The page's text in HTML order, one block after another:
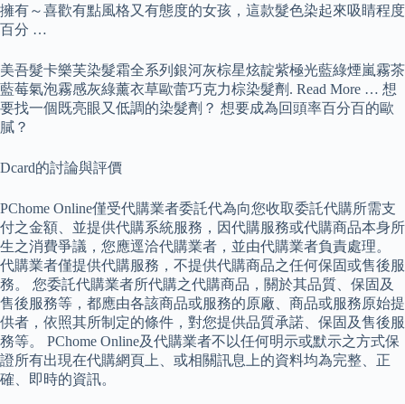
擁有～喜歡有點風格又有態度的女孩，這款髮色染起來吸睛程度
百分 …
美吾髮卡樂芙染髮霜全系列銀河灰棕星炫靛紫極光藍綠煙嵐霧茶
藍莓氣泡霧感灰綠薰衣草歐蕾巧克力棕染髮劑. Read More … 想
要找一個既亮眼又低調的染髮劑？ 想要成為回頭率百分百的歐
膩？
Dcard的討論與評價
PChome Online僅受代購業者委託代為向您收取委託代購所需支
付之金額、並提供代購系統服務，因代購服務或代購商品本身所
生之消費爭議，您應逕洽代購業者，並由代購業者負責處理。
代購業者僅提供代購服務，不提供代購商品之任何保固或售後服
務。 您委託代購業者所代購之代購商品，關於其品質、保固及
售後服務等，都應由各該商品或服務的原廠、商品或服務原始提
供者，依照其所制定的條件，對您提供品質承諾、保固及售後服
務等。 PChome Online及代購業者不以任何明示或默示之方式保
證所有出現在代購網頁上、或相關訊息上的資料均為完整、正
確、即時的資訊。